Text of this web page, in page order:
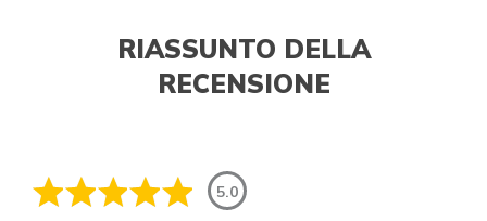
RIASSUNTO DELLA
RECENSIONE
5.0